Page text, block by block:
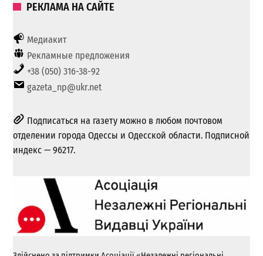
РЕКЛАМА НА САЙТЕ
Медиакит
Рекламные предложения
+38 (050) 316-38-92
gazeta_np@ukr.net
Подписаться на газету можно в любом почтовом
отделении города Одессы и Одесской области. Подписной
индекс — 96217.